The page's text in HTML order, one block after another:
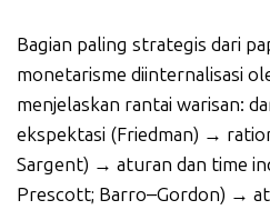
Bagian paling strategis dari
monetarisme diinternalisasi
menjelaskan rantai warisan:
ekspektasi (Friedman) →
Sargent) → aturan dan time
Prescott; Barro–Gordon) →